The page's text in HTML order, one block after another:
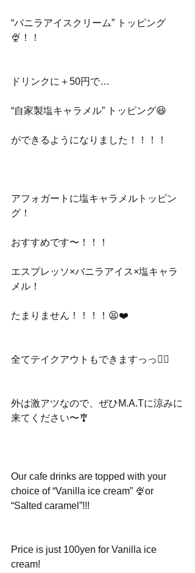
“バニラアイスクリーム” トッピング
🍨！！
ドリンクに＋50円で…
“自家製塩キャラメル” トッピング😆
ができるようになりました！！！！
アフォガートに塩キャラメルトッピン
グ！
おすすめです〜！！！
エスプレッソ×バニラアイス×塩キャラ
メル！
たまりません！！！！😫❤️
全てテイクアウトもできますっっ🙆‍♀️
外は激アツなので、ぜひM.A.Tに涼みに
来てください〜🎐
Our cafe drinks are topped with your
choice of “Vanilla ice cream” 🍨or
“Salted caramel”!!!
Price is just 100yen for Vanilla ice
cream!